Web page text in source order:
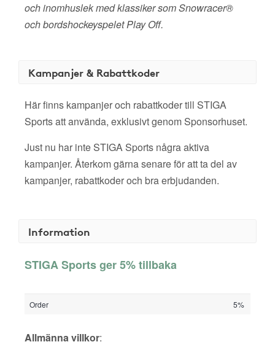
och inomhuslek med klassiker som Snowracer®
och bordshockeyspelet Play Off.
Kampanjer & Rabattkoder
Här finns kampanjer och rabattkoder till STIGA
Sports att använda, exklusivt genom Sponsorhuset.
Just nu har inte STIGA Sports några aktiva
kampanjer. Återkom gärna senare för att ta del av
kampanjer, rabattkoder och bra erbjudanden.
Information
STIGA Sports ger 5% tillbaka
Order 5%
Allmänna villkor: